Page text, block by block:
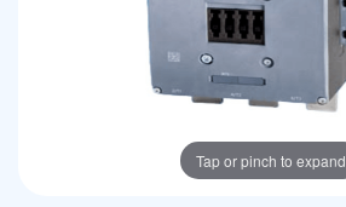
Tap or pinch to expand